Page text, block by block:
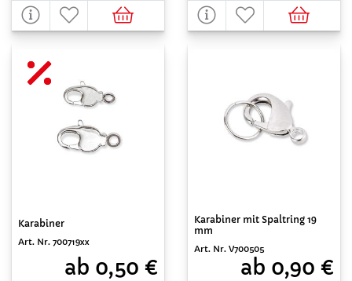
Karabiner
Art. Nr. 700719xx
ab 0,50 €
Karabiner mit Spaltring 19
mm
Art. Nr. V700505
ab 0,90 €